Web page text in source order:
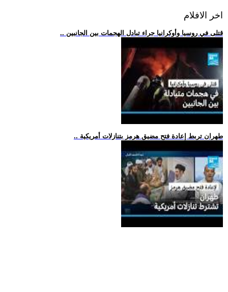
اخر الافلام
.. قتلى في روسيا وأوكرانيا جراء تبادل الهجمات بين الجانبين
.. طهران تربط إعادة فتح مضيق هرمز بتنازلات أمريكية